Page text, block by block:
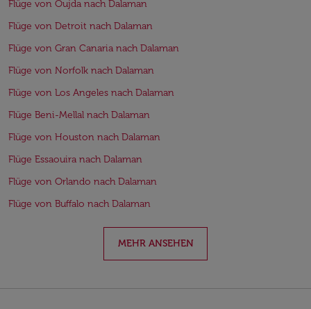
Flüge von Oujda nach Dalaman
Flüge von Detroit nach Dalaman
Flüge von Gran Canaria nach Dalaman
Flüge von Norfolk nach Dalaman
Flüge von Los Angeles nach Dalaman
Flüge Beni-Mellal nach Dalaman
Flüge von Houston nach Dalaman
Flüge Essaouira nach Dalaman
Flüge von Orlando nach Dalaman
Flüge von Buffalo nach Dalaman
MEHR ANSEHEN